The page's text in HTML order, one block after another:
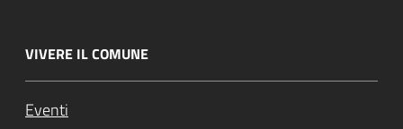
VIVERE IL COMUNE
Eventi